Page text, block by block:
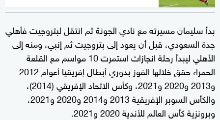
بدأ سليمان مسيرته مع نادي الجونة ثم انتقل لبتروجيت فأهلي
جدة السعودي، قبل أن يعود إلى بتروجيت ثم إنبي، ومنه إلى
الأهلي ليبدأ رحلة انجازات استمرت 10 مواسم مع القلعة
الحمراء حقق خلالها الفوز بدوري أبطال إفريقيا أعوام 2012
و2013 و2020 و2021، وكأس الاتحاد الإفريقي (2014)،
والكأس السوبر الإفريقية 2013 و2014 و2020 و2021،
وبرونزية كأس العالم للأندية 2020 و2021.